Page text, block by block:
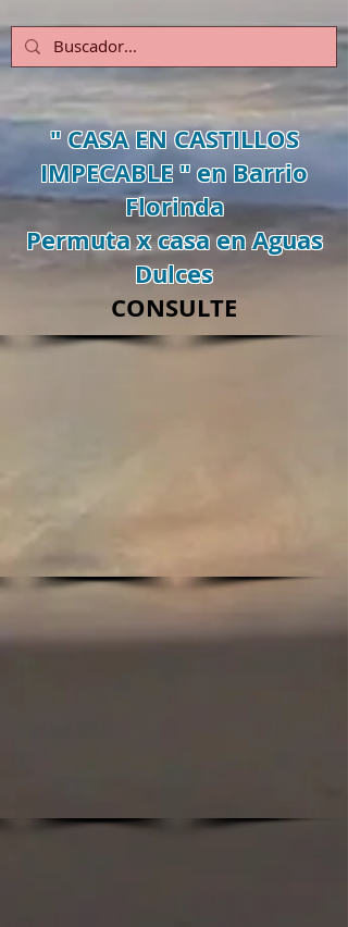
" CASA EN CASTILLOS
IMPECABLE " en Barrio
Florinda
Permuta x casa en Aguas
Dulces
CONSULTE